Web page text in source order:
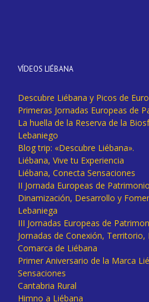
VÍDEOS LIÉBANA
Descubre Liébana y Picos de
Primeras Jornadas Europeas de
La huella de la Reserva de la
Lebaniego
Blog trip: «Descubre Liébana».
Liébana, Vive tu Experiencia
Liébana, Conecta Sensaciones
II Jornada Europeas de
Dinamización, Desarrollo y
Lebaniega
III Jornadas Europeas de
Jornadas de Conexión, Territorio,
Comarca de Liébana
Primer Aniversario de la Marca
Sensaciones
Cantabria Rural
Himno a Liébana